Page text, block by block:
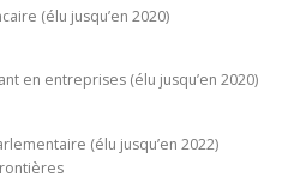
(élu jusqu’en 2020)
en entreprises (élu jusqu’en 2020)
(élu jusqu’en 2022)